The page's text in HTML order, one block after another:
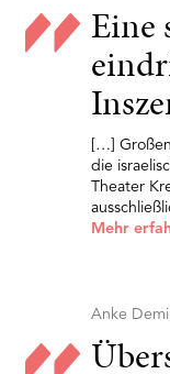
Eine
[…]
die
Theater
Mehr
Anke